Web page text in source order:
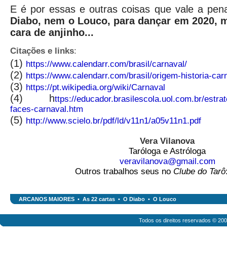
E é por essas e outras coisas que vale a
Diabo, nem o Louco, para dançar em 2020,
cara de anjinho...
Citações e links:
(1) https://www.calendarr.com/brasil/carnaval/
(2) https://www.calendarr.com/brasil/origem-historia-
(3) https://pt.wikipedia.org/wiki/Carnaval
(4) https://educador.brasilescola.uol.com.br/
faces-carnaval.htm
(5) http://www.scielo.br/pdf/ld/v11n1/a05v11n1.pdf
Vera Vilanova
Taróloga e Astróloga
veravilanova@gmail.com
Outros trabalhos seus no Clube do Tarô
ARCANOS MAIORES • As 22 cartas • O Diabo • O Louco
Todos os direitos reservados ©